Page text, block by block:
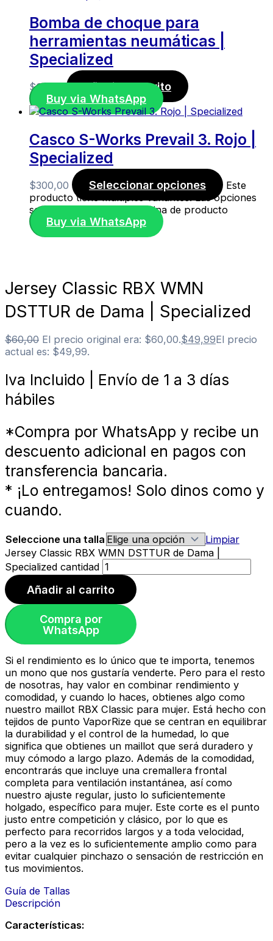
Bomba de choque para
herramientas neumáticas |
Specialized
$60,00
Añadir al carrito
Buy via WhatsApp
Casco S-Works Prevail 3. Rojo |
Specialized
$300,00 Seleccionar opciones
Este
producto tiene múltiples variantes. Las opciones
se pueden elegir en la página de producto
Buy via WhatsApp
Jersey Classic RBX WMN
DSTTUR de Dama | Specialized
$60,00 El precio original era: $60,00.$49,99El precio
actual es: $49,99.
Iva Incluido | Envío de 1 a 3 días
hábiles
*Compra por WhatsApp y recibe un
descuento adicional en pagos con
transferencia bancaria.
* ¡Lo entregamos! Solo dinos como y
cuando.
Seleccione una talla
Limpiar
Jersey Classic RBX WMN DSTTUR de Dama |
Specialized cantidad
Añadir al carrito
Compra por
WhatsApp
Si el rendimiento es lo único que te importa, tenemos
un mono que nos gustaría venderte. Pero para el resto
de nosotras, hay valor en combinar rendimiento y
comodidad, y cuando lo haces, obtienes algo como
nuestro maillot RBX Classic para mujer. Está hecho con
tejidos de punto VaporRize que se centran en equilibrar
la durabilidad y el control de la humedad, lo que
significa que obtienes un maillot que será duradero y
muy cómodo a largo plazo. Además de la comodidad,
encontrarás que incluye una cremallera frontal
completa para ventilación instantánea, así como
nuestro ajuste regular, justo lo suficientemente
holgado, específico para mujer. Este corte es el punto
justo entre competición y clásico, por lo que es
perfecto para recorridos largos y a toda velocidad,
pero a la vez es lo suficientemente amplio como para
evitar cualquier pinchazo o sensación de restricción en
tus movimientos.
Guía de Tallas
Descripción
Características: